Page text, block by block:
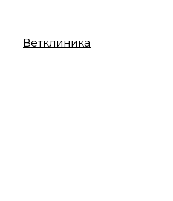
Ветклиника